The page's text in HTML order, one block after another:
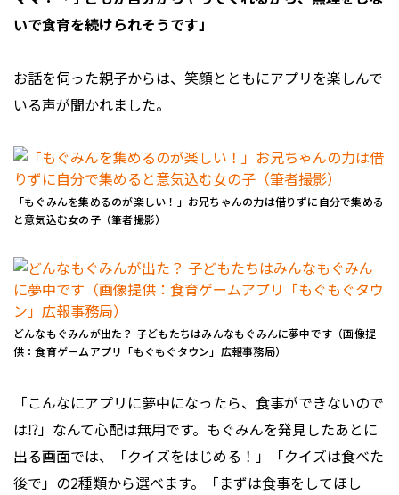
いで食育を続けられそうです」
お話を伺った親子からは、笑顔とともにアプリを楽しんで
いる声が聞かれました。
「もぐみんを集めるのが楽しい！」お兄ちゃんの力は借りずに自分で集める
と意気込む女の子（筆者撮影）
どんなもぐみんが出た？ 子どもたちはみんなもぐみんに夢中です（画像提
供：食育ゲームアプリ「もぐもぐタウン」広報事務局）
「こんなにアプリに夢中になったら、食事ができないので
は⁉︎」なんて心配は無用です。もぐみんを発見したあとに
出る画面では、「クイズをはじめる！」「クイズは食べた
後で」の2種類から選べます。「まずは食事をしてほし